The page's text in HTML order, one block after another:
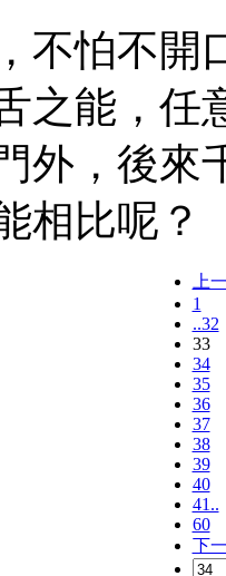
怕不開
之能，任
外，後來
相比呢？
上
1
..32
33
34
35
36
37
38
39
40
41..
60
下